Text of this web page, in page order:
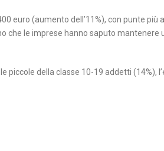
euro (aumento dell’11%), con punte più
che le imprese hanno saputo mantenere
piccole della classe 10-19 addetti (14%),